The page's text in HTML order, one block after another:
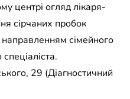
центрі огляд лікаря-
сірчаних пробок
сімейного
29 (Діагностичний